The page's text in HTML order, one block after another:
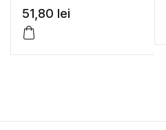
(ro./fr./en.) – Ionel Gal
(coord.)
51,80 lei